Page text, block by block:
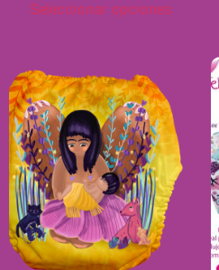
Seleccionar opciones